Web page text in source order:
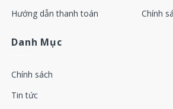
Máy nén khí Atlas Copco Model:
Lọc gió, lọc khí / Air filter Atlas copco
Hướng dẫn thanh toán
Chính
Danh Mục
Chính sách
Tin tức